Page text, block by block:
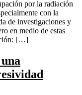
por la radiación
con la
de investigaciones y
en medio de estas
[…]